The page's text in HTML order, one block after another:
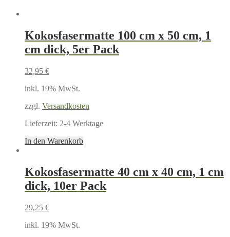
Kokosfasermatte 100 cm x 50 cm, 1
cm dick, 5er Pack
32,95 €
inkl. 19% MwSt.
zzgl. Versandkosten
Lieferzeit: 2-4 Werktage
In den Warenkorb
Kokosfasermatte 40 cm x 40 cm, 1 cm
dick, 10er Pack
29,25 €
inkl. 19% MwSt.